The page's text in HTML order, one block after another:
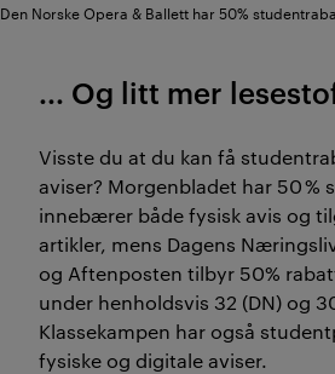
Den Norske Opera & Ballett har 50%
... Og litt mer
Visste du at du kan få
aviser? Morgenbladet har 50 %
innebærer både fysisk avis og
artikler, mens Dagens
og Aftenposten tilbyr 50%
under henholdsvis 32 (DN) og
Klassekampen har også
fysiske og digitale aviser.